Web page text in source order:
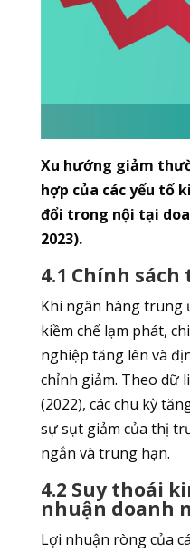
Xu hướng giảm
hợp của các yếu tố
đổi trong nội tại
2023).
4.1 Chính
Khi ngân hàng trung
kiềm chế lạm phát,
nghiệp tăng lên và
chỉnh giảm. Theo dữ
(2022), các chu kỳ
sự sụt giảm của thị
ngắn và trung hạn.
4.2 Suy thoái
nhuận doanh
Lợi nhuận ròng của